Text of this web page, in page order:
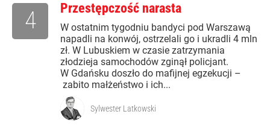
Przestępczość narasta
W ostatnim tygodniu bandyci pod Warszawą
napadli na konwój, ostrzelali go i ukradli 4 mln
zł. W Lubuskiem w czasie zatrzymania
złodzieja samochodów zginął policjant.
W Gdańsku doszło do mafijnej egzekucji –
zabito małżeństwo i ich...
4
Sylwester Latkowski